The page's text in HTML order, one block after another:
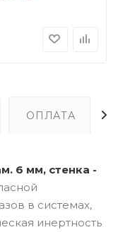
ОПЛАТА
6 мм, стенка -
в системах,
инертность